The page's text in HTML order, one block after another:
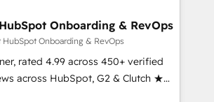
🏆 Elite Excellence - 8
and deep HIPAA-compliance
Onboarding & RevOps
Onboarding & RevOps
rated 4.99 across 450+ verified
across HubSpot, G2 & Clutch ★